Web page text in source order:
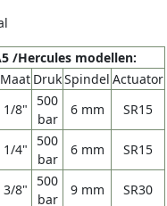
/Hercules modellen:
Maat DrukSpindel Actuator
1/8"
500
bar
6 mm SR15
1/4"
500
bar
6 mm SR15
3/8"
500
bar
9 mm SR30